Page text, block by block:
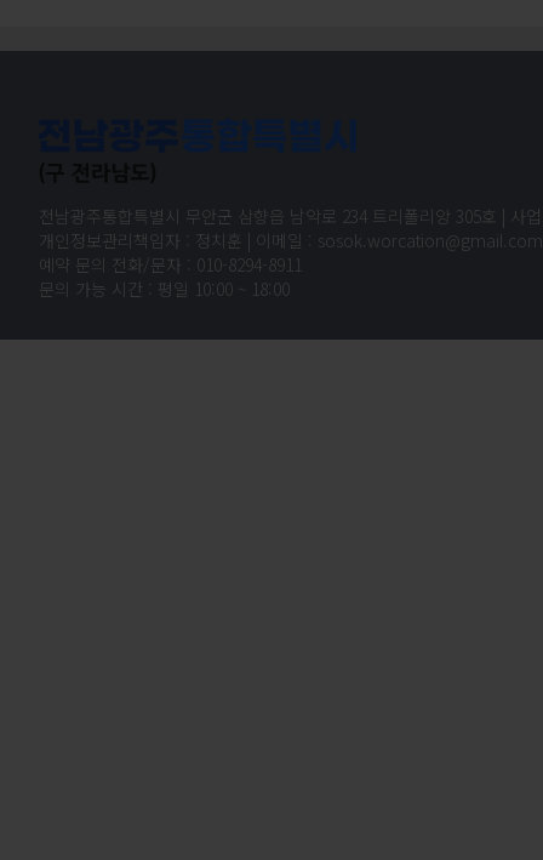
전남광주통합특별시 무안군 삼향읍 남악로 234 트리폴리앙 305호 | 사
개인정보관리책임자 : 정치훈 | 이메일 :
예약 문의 전화/문자 : 010-8294-8911
문의 가능 시간 : 평일 10:00 ~ 18:00